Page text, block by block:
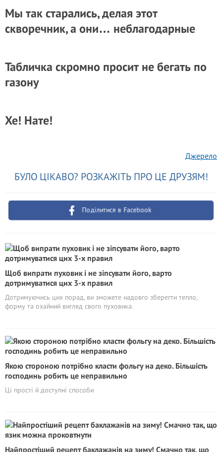
Мы так старались, делая этот
скворечник, а они… неблагодарные
Табличка скромно просит не бегать по
газону
Хе! Нате!
Джерело
БУЛО ЦІКАВО? РОЗКАЖІТЬ ПРО ЦЕ ДРУЗЯМ!
Поділитися в Facebook
Щоб випрати пуховик і не зіпсувати його, варто
дотримуватися цих 3-х правил
Дотримуючись цих порад, ви зможете надовго зберегти тепло,
форму та охайний вигляд свого пуховика.
Якою стороною потрібно класти фольгу на деко. Більшість
господинь робить це неправильно
Ці прості й доступні способи
Найпростіший рецепт баклажанів на зиму! Смачно так, що